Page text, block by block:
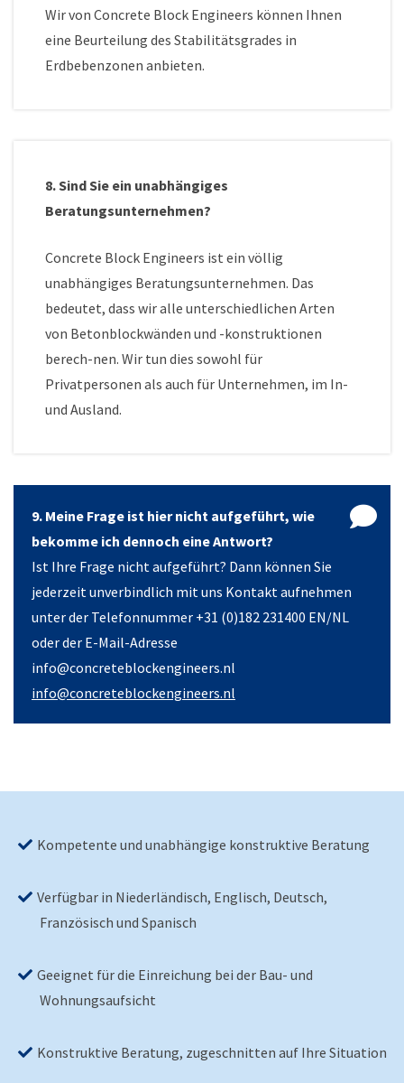
Wir von Concrete Block Engineers können Ihnen
eine Beurteilung des Stabilitätsgrades in
Erdbebenzonen anbieten.
8. Sind Sie ein unabhängiges
Beratungsunternehmen?
Concrete Block Engineers ist ein völlig
unabhängiges Beratungsunternehmen. Das
bedeutet, dass wir alle unterschiedlichen Arten
von Betonblockwänden und -konstruktionen
berech-nen. Wir tun dies sowohl für
Privatpersonen als auch für Unternehmen, im In-
und Ausland.
9. Meine Frage ist hier nicht aufgeführt, wie
bekomme ich dennoch eine Antwort?
Ist Ihre Frage nicht aufgeführt? Dann können Sie
jederzeit unverbindlich mit uns Kontakt aufnehmen
unter der Telefonnummer +31 (0)182 231400 EN/NL
oder der E-Mail-Adresse
info@concreteblockengineers.nl
info@concreteblockengineers.nl
Kompetente und unabhängige konstruktive Beratung
Verfügbar in Niederländisch, Englisch, Deutsch,
Französisch und Spanisch
Geeignet für die Einreichung bei der Bau- und
Wohnungsaufsicht
Konstruktive Beratung, zugeschnitten auf Ihre Situation